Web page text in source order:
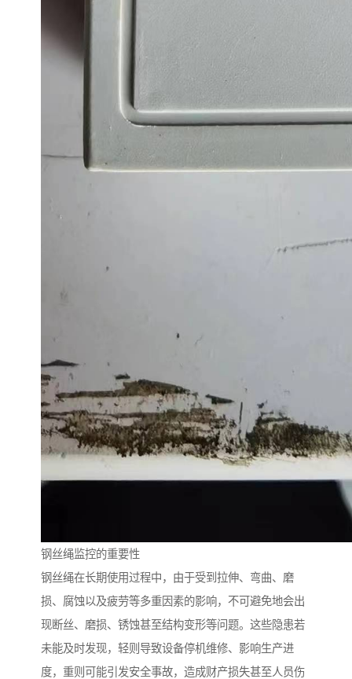
钢丝绳监控的重要性
钢丝绳在长期使用过程中，由于受到拉伸、弯曲、磨
损、腐蚀以及疲劳等多重因素的影响，不可避免地会出
现断丝、磨损、锈蚀甚至结构变形等问题。这些隐患若
未能及时发现，轻则导致设备停机维修、影响生产进
度，重则可能引发安全事故，造成财产损失甚至人员伤